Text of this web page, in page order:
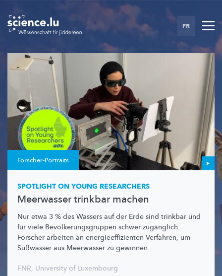
main
FR
Forscher-Portraits
SPOTLIGHT ON YOUNG RESEARCHERS
Meerwasser trinkbar machen
Nur etwa 3 % des Wassers auf der Erde sind trinkbar und
für viele Bevölkerungsgruppen schwer zugänglich.
Forscher arbeiten an energieeffizienten Verfahren, um
Süßwasser aus Meerwasser zu gewinnen.
FNR, University of Luxembourg